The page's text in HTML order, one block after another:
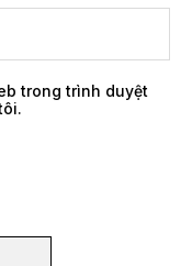
trong trình duyệt